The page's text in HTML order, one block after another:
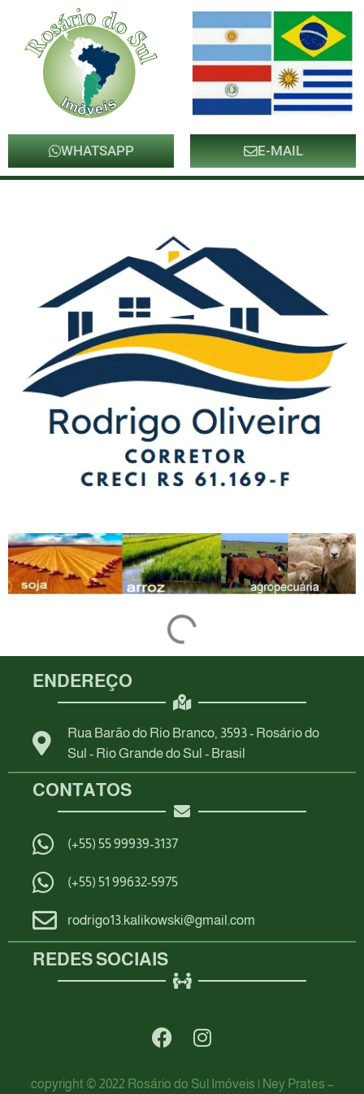
WHATSAPP E-MAIL
ENDEREÇO
Rua Barão do Rio Branco, 3593 - Rosário do
Sul - Rio Grande do Sul - Brasil
CONTATOS
(+55) 55 99939-3137
(+55) 51 99632-5975
rodrigo13.kalikowski@gmail.com
REDES SOCIAIS
copyright © 2022 Rosário do Sul Imóveis | Ney Prates –